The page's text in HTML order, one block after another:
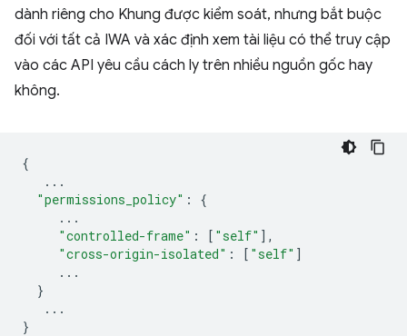
dành riêng cho Khung được kiểm soát, nhưng bắt buộc
đối với tất cả IWA và xác định xem tài liệu có thể truy cập
vào các API yêu cầu cách ly trên nhiều nguồn gốc hay
không.
{
...
"permissions_policy" :
{
...
"controlled-frame" : [ "self" ],
"cross-origin-isolated" : [ "self" ]
...
}
...
}